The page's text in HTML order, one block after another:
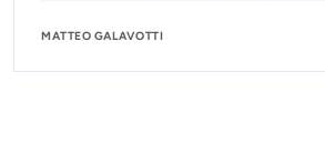
MATTEO GALAVOTTI